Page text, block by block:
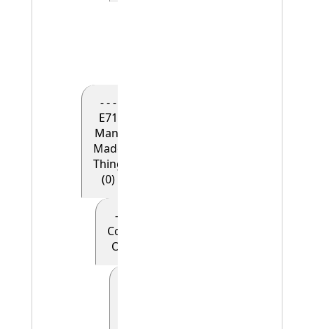
- - -
E71
Man-
Made
Thing
(0)
- - - - E28
Conceptual
Object (0)